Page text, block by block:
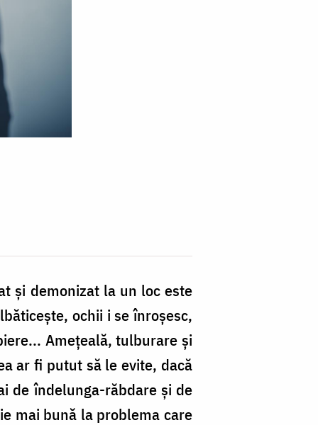
şi demonizat la un loc este
ochii i se înroşesc,
Ameţeală, tulburare şi
ar fi putut să le evite, dacă
de îndelunga-răbdare şi de
mai bună la problema care